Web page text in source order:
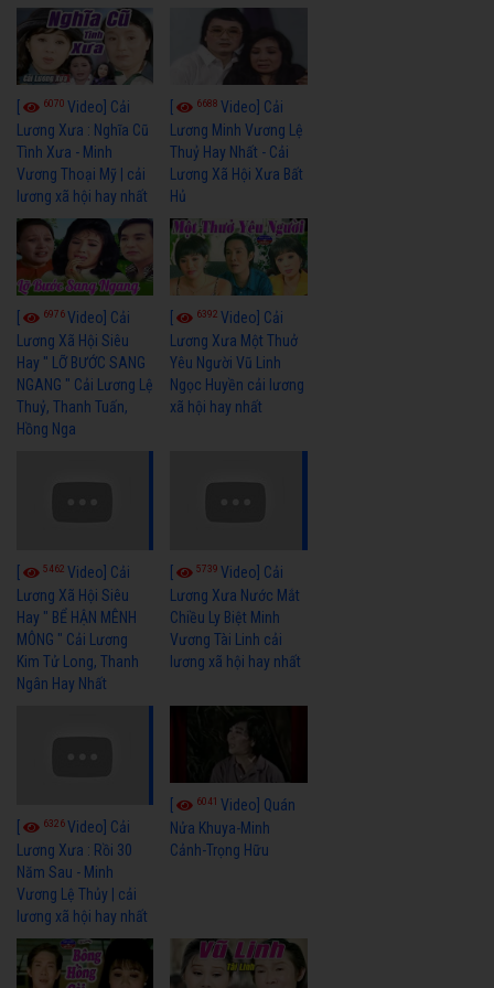
6070 Video] Cải
Lương Xưa : Nghĩa Cũ
Tình Xưa - Minh
Vương Thoại Mỹ | cải
lương xã hội hay nhất
6688Video] Cải
Lương Minh Vương Lệ
Thuỷ Hay Nhất - Cải
Lương Xã Hội Xưa Bất
Hủ
6976Video] Cải
Lương Xã Hội Siêu
Hay " LỠ BƯỚC SANG
NGANG " Cải Lương Lệ
Thuỷ, Thanh Tuấn,
Hồng Nga
6392Video] Cải
Lương Xưa Một Thuở
Yêu Người Vũ Linh
Ngọc Huyền cải lương
xã hội hay nhất
5462 Video] Cải
Lương Xã Hội Siêu
Hay " BỂ HẬN MÊNH
MÔNG " Cải Lương
Kim Tử Long, Thanh
Ngân Hay Nhất
5739Video] Cải
Lương Xưa Nước Mắt
Chiều Ly Biệt Minh
Vương Tài Linh cải
lương xã hội hay nhất
6326Video] Cải
Lương Xưa : Rồi 30
Năm Sau - Minh
Vương Lệ Thủy | cải
lương xã hội hay nhất
6041Video] Quán
Nửa Khuya-Minh
Cảnh-Trọng Hữu